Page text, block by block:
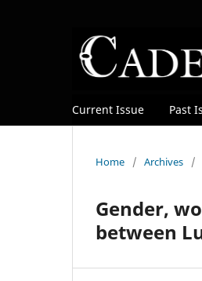
Current Issue Past
Home / Archives /
Gender,
between